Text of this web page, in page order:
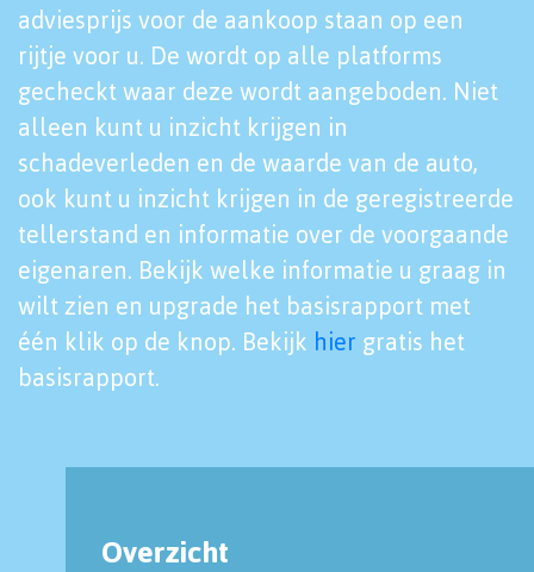
adviesprijs voor de aankoop staan op een
rijtje voor u. De wordt op alle platforms
gecheckt waar deze wordt aangeboden. Niet
alleen kunt u inzicht krijgen in
schadeverleden en de waarde van de auto,
ook kunt u inzicht krijgen in de geregistreerde
tellerstand en informatie over de voorgaande
eigenaren. Bekijk welke informatie u graag in
wilt zien en upgrade het basisrapport met
één klik op de knop. Bekijk hier gratis het
basisrapport.
Overzicht